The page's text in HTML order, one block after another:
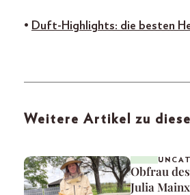
• Duft-Highlights: die besten
Weitere Artikel zu
Obfrau
Julia Mainx